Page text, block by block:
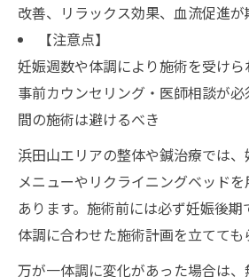
改善、リラックス効果、血流促進が
【注意点】
妊娠週数や体調により施術を受けら
事前カウンセリング・医師相談が
間の施術は避けるべき
浜田山エリアの整体や鍼治療では
メニューやリクライニングベッド
あります。施術前には必ず妊娠後期
体調に合わせた施術計画を立てても
万が一体調に変化があった場合は